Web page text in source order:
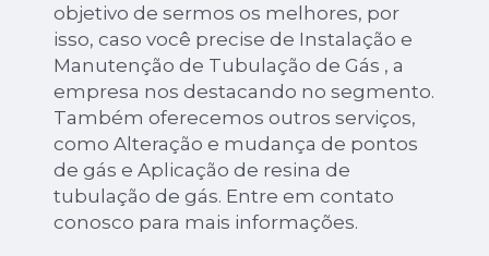
objetivo de sermos os melhores, por
isso, caso você precise de Instalação e
Manutenção de Tubulação de Gás , a
empresa nos destacando no segmento.
Também oferecemos outros serviços,
como Alteração e mudança de pontos
de gás e Aplicação de resina de
tubulação de gás. Entre em contato
conosco para mais informações.